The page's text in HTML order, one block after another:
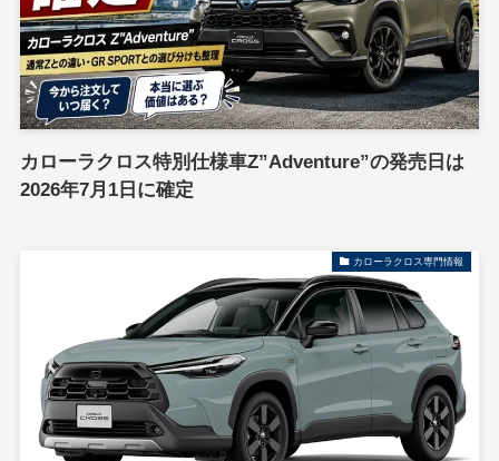
カローラクロス特別仕様車Z”Adventure”の発売日は
2026年7月1日に確定
カローラクロス専門情報